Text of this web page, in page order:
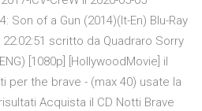
Son of a Gun (2014)(It-En) Blu-Ray
22:02:51 scritto da Quadraro Sorry
[1080p] [HollywoodMovie] il
per the brave - (max 40) usate la
Acquista il CD Notti Brave